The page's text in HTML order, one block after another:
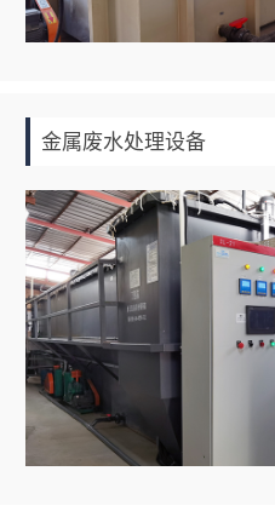
金属废水处理设备